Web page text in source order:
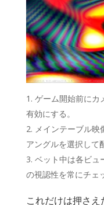
ゲーム開始前にカ
有効にする。
メインテーブル映
アングルを選択して
ベット中は各ビュ
の視認性を常にチェ
これだけは押さ